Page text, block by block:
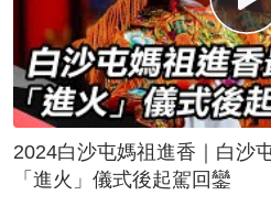
2024白沙屯媽祖進香｜白沙
「進火」儀式後起駕回鑾